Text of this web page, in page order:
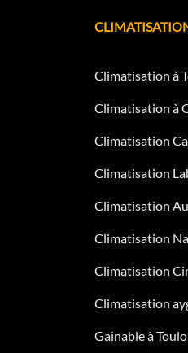
Climatisation à
Climatisation à
Climatisation
Climatisation
Climatisation
Climatisation
Climatisation
Climatisation
Gainable à